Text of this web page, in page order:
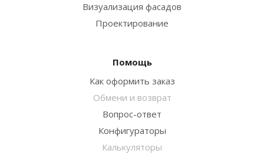
Визуализация фасадов
Проектирование
Помощь
Как оформить заказ
Обмени и возврат
Вопрос-ответ
Конфигураторы
Калькуляторы